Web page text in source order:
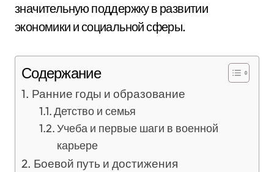
значительную поддержку в развитии
экономики и социальной сферы.
Содержание
Ранние годы и образование
Детство и семья
Учеба и первые шаги в военной
карьере
Боевой путь и достижения